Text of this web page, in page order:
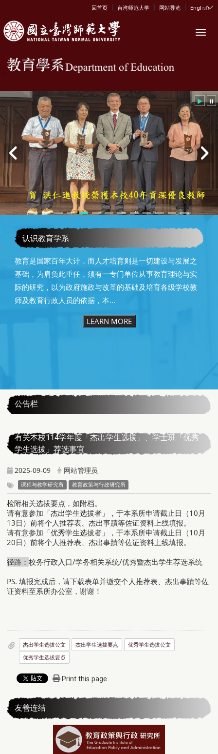
:::
回首页 | 台湾师范大学 | 网站导览 | English
认识教育学系
教育是国家百年大计，而人才培育则是一切建设与发展之
基础，为肩负此重任，须有一专门单位从事教育理论与实
际的研究，以为政府施政与改革的基础及培育各级学校教
师及教育行政人员的依据，本...
LEARN MORE
公告栏
有关本校114学年度「杰出学生选拔」、学士班「优秀
学生选拔」荐选事宜
2025-09-09 网站管理员
课程与教学研究所 教育政策与行政研究所
检附相关选拔要点，如附档。
请有意参加「杰出学生选拔者」，于本系所申请截止日（10月
13日）前将个人推荐表、杰出事蹟等佐证资料上线填报。
请有意参加「优秀学生选拔者」，于本系所申请截止日（10月
20日）前将个人推荐表、杰出事蹟等佐证资料上线填报。
径路：校务行政入口/学务相关系统/优秀暨杰出学生荐选系统
PS. 填报完成后，请下载表单并缴交个人推荐表、杰出事蹟等佐
证资料至系所办公室，谢谢！
杰出学生选拔公文 杰出学生选拔要点
优秀学生选拔公文
优秀学生选拔要点
Print this page
友善连结